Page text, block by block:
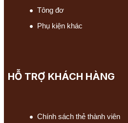
Tông đơ
Phụ kiện khác
HỖ TRỢ KHÁCH HÀNG
Chính sách thẻ thành viên